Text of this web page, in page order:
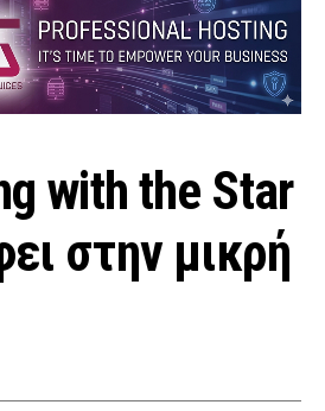
with the Star
στην μικρή